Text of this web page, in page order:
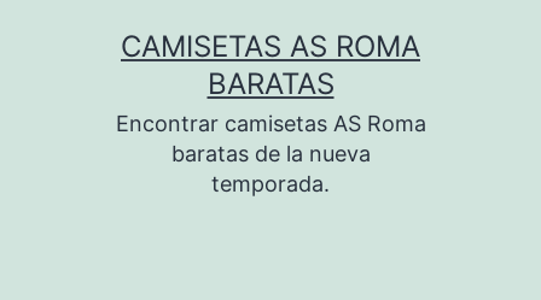
CAMISETAS AS ROMA
BARATAS
Encontrar camisetas AS Roma
baratas de la nueva
temporada.